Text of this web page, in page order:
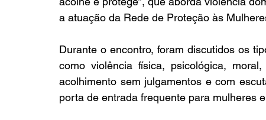
a atuação da Rede de Proteção às
Durante o encontro, foram discutidos os
como violência física, psicológica,
acolhimento sem julgamentos e com
porta de entrada frequente para mulheres